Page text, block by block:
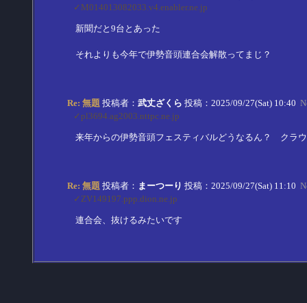
✓M014013082033.v4.enabler.ne.jp
新聞だと9台とあった
それよりも今年で伊勢音頭連合会解散ってまじ？
Re: 無題 投稿者： 武丈ざくら 投稿：2025/09/27(Sat) 10:40
✓pl3694.ag2003.nttpc.ne.jp
来年からの伊勢音頭フェスティバルどうなるん？ クラ
Re: 無題 投稿者： まーつーり 投稿：2025/09/27(Sat) 11:10
✓ZV149197.ppp.dion.ne.jp
連合会、抜けるみたいです